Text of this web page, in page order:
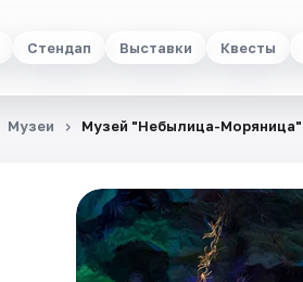
Стендап Выставки Квесты
Музеи Музей "Небылица-Моряница"